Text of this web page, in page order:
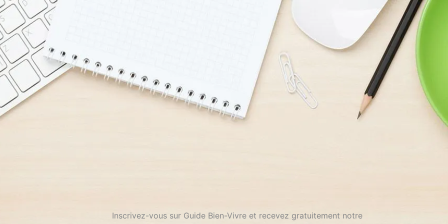
Inscrivez-vous sur Guide Bien-Vivre et recevez gratuitement notre